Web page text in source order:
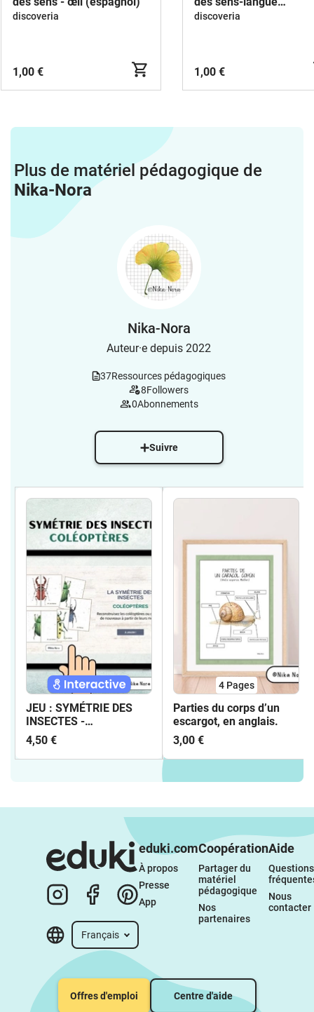
discoveria
1,00 €
(espagnol)
discoveria
1,00 €
Plus de matériel pédagogique de
Nika-Nora
Nika-Nora
Auteur·e depuis 2022
37Ressources pédagogiques
8Followers
0Abonnements
Suivre
JEU : SYMÉTRIE DES
INSECTES -
COLÉOPTÈRES.
4,50 €
4 Pages
Parties du corps d’un
escargot, en anglais.
3,00 €
Français
eduki.com
À propos
Presse
App
Coopération
Partager du
matériel
pédagogique
Nos
partenaires
Aide
Questions
Nous
contacter
Offres d'emploi Centre d'aide